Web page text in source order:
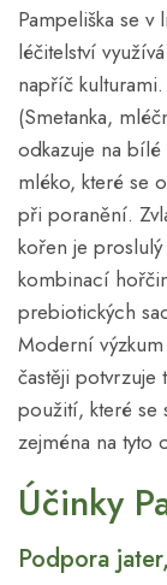
Pampeliška se v
léčitelství
napříč kulturami.
(Smetanka,
odkazuje na bílé
mléko, které se
při poranění.
kořen je
kombinací
prebiotických
Moderní výzkum
častěji potvrzuje
použití, které se
zejména na tyto
Účinky
Podpora